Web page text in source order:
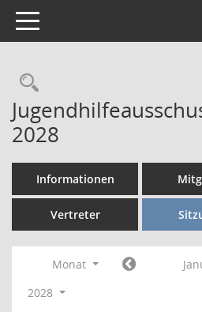
Toggle navigation
Rechercheauswahl
2028
Informationen
Vertreter
Monat
2028